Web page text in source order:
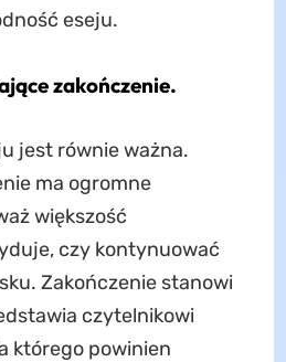
eseju.
zakończenie.
jest równie ważna.
ma ogromne
większość
czy kontynuować
Zakończenie stanowi
czytelnikowi
którego powinien